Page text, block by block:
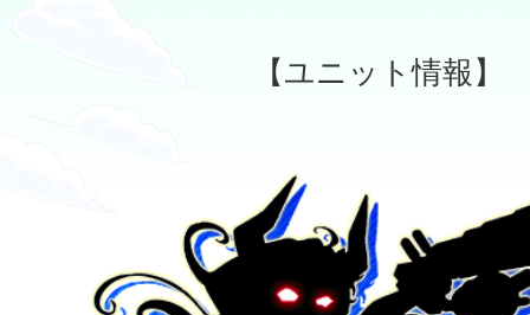
【ユニット情報】